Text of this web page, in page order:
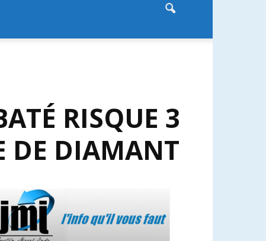
RISQUE 3
DE DIAMANT